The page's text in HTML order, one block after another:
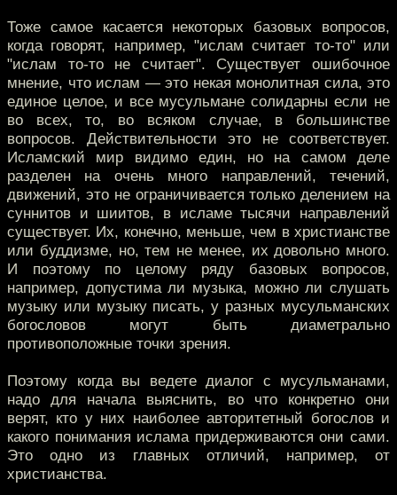
Тоже самое касается некоторых базовых вопросов,
когда говорят, например, "ислам считает то-то" или
"ислам то-то не считает". Существует ошибочное
мнение, что ислам — это некая монолитная сила, это
единое целое, и все мусульмане солидарны если не
во всех, то, во всяком случае, в большинстве
вопросов. Действительности это не соответствует.
Исламский мир видимо един, но на самом деле
разделен на очень много направлений, течений,
движений, это не ограничивается только делением на
суннитов и шиитов, в исламе тысячи направлений
существует. Их, конечно, меньше, чем в христианстве
или буддизме, но, тем не менее, их довольно много.
И поэтому по целому ряду базовых вопросов,
например, допустима ли музыка, можно ли слушать
музыку или музыку писать, у разных мусульманских
богословов могут быть диаметрально
противоположные точки зрения.
Поэтому когда вы ведете диалог с мусульманами,
надо для начала выяснить, во что конкретно они
верят, кто у них наиболее авторитетный богослов и
какого понимания ислама придерживаются они сами.
Это одно из главных отличий, например, от
христианства.